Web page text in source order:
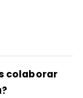
colaborar